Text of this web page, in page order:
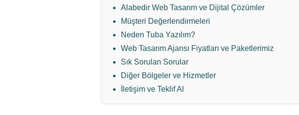
Alabedir Web Tasarım ve Dijital Çözümler
Müşteri Değerlendirmeleri
Neden Tuba Yazılım?
Web Tasarım Ajansı Fiyatları ve Paketlerimiz
Sık Sorulan Sorular
Diğer Bölgeler ve Hizmetler
İletişim ve Teklif Al